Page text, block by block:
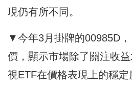
現仍有所不同。
▼今年3月掛牌的00985D
價，顯示市場除了關注收
視ETF在價格表現上的穩